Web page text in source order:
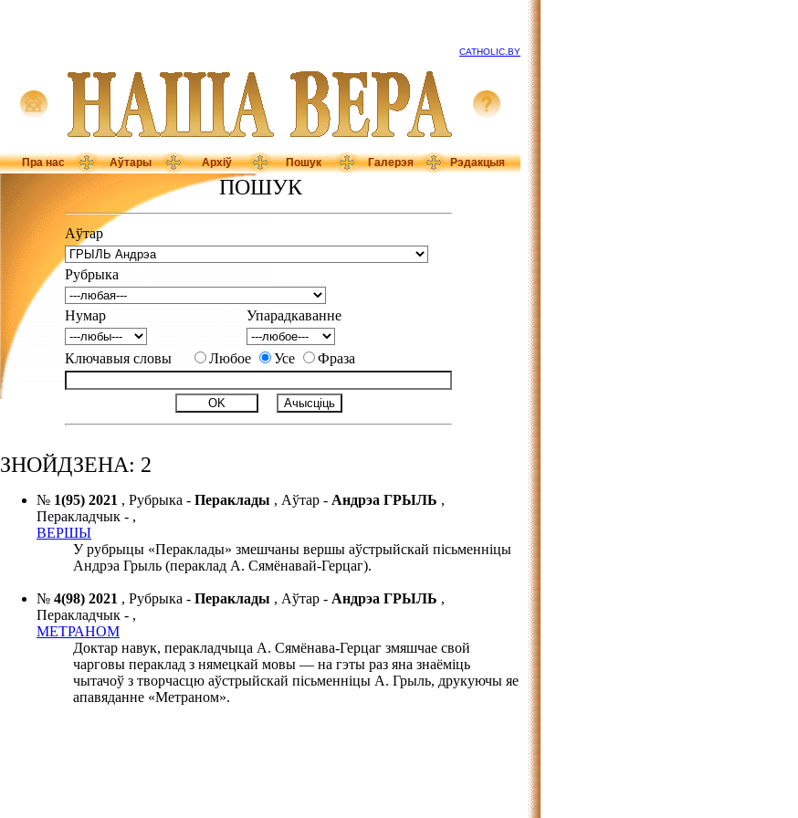
CATHOLIC.BY
Пра нас Аўтары Архіў Пошук Галерэя Рэдакцыя
ПОШУК
Аўтар
Рубрыка
Нумар Упарадкаванне
Ключавыя словы Любое Усе Фраза
ЗНОЙДЗЕНА: 2
№ 1(95) 2021 , Рубрыка - Пераклады , Аўтар - Андрэа ГРЫЛЬ ,
Перакладчык - ,
ВЕРШЫ
У рубрыцы «Пераклады» змешчаны вершы аўстрыйскай пісьменніцы
Андрэа Грыль (пераклад А. Сямёнавай-Герцаг).
№ 4(98) 2021 , Рубрыка - Пераклады , Аўтар - Андрэа ГРЫЛЬ ,
Перакладчык - ,
МЕТРАНОМ
Доктар навук, перакладчыца А. Сямёнава-Герцаг змяшчае свой
чарговы пераклад з нямецкай мовы — на гэты раз яна знаёміць
чытачоў з творчасцю аўстрыйскай пісьменніцы А. Грыль, друкуючы яе
апавяданне «Метраном».